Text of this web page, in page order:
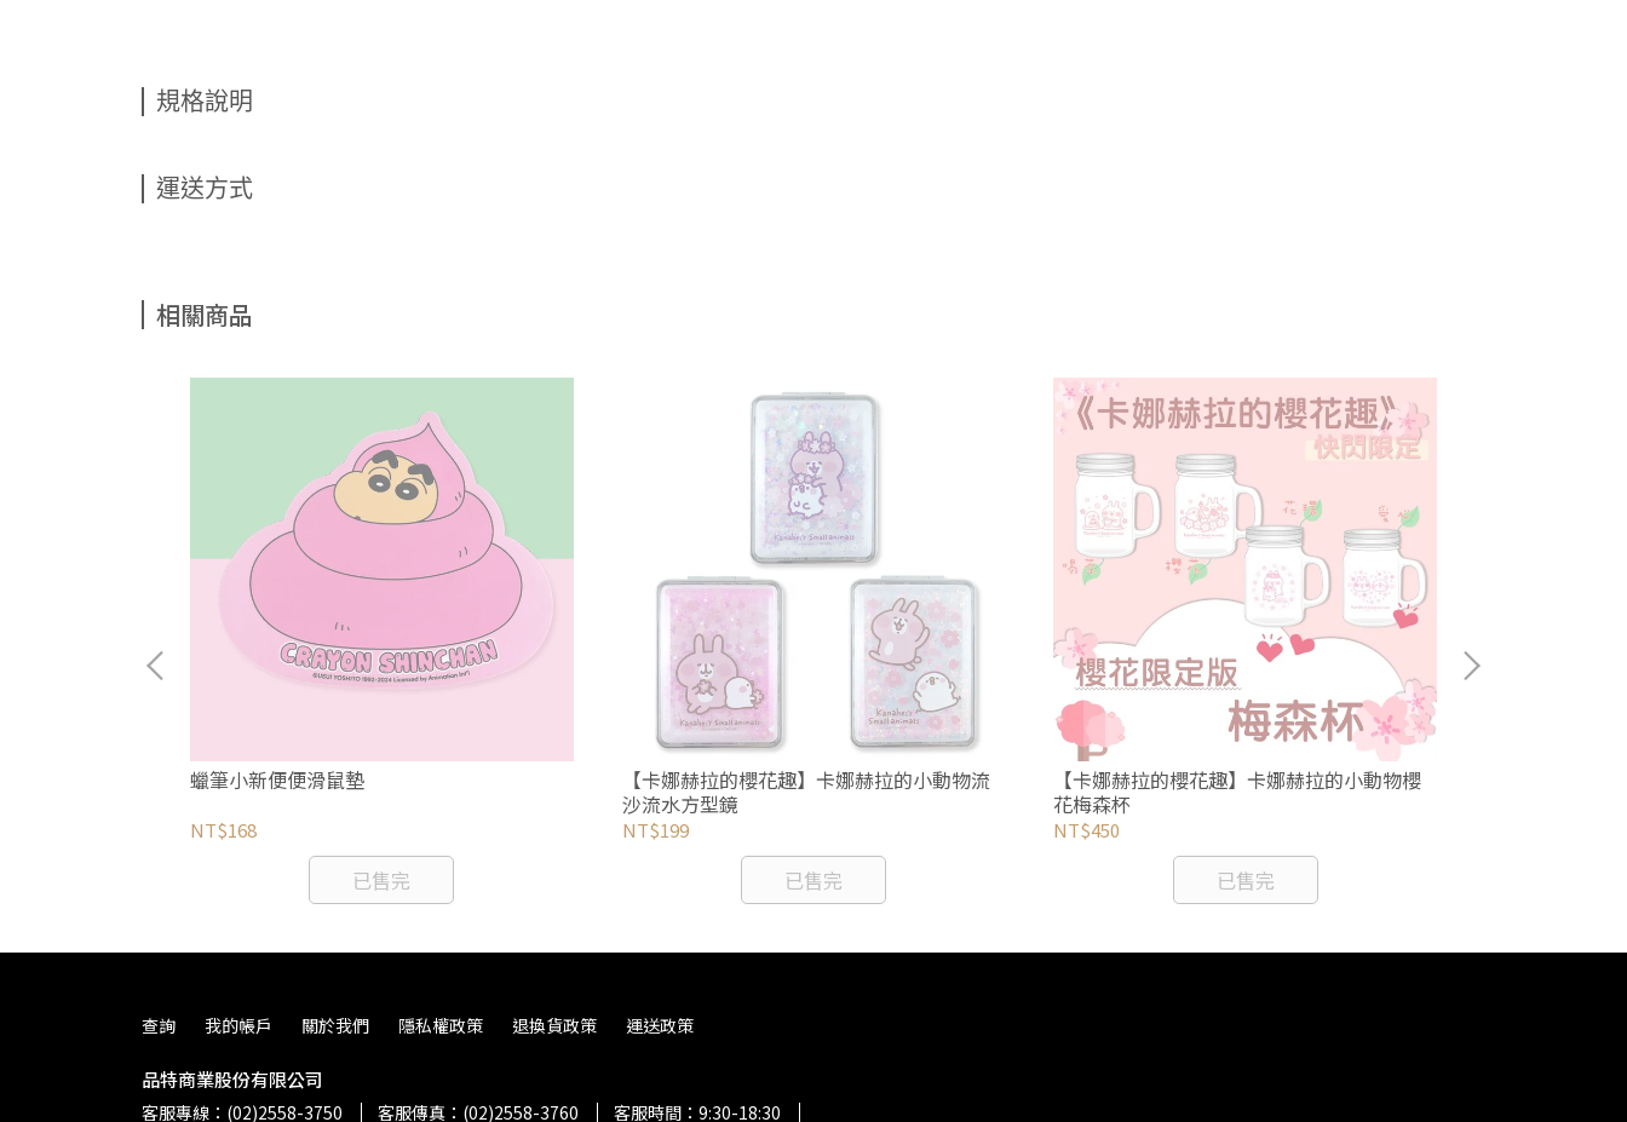
規格說明
運送方式
相關商品
蠟筆小新便便滑鼠墊
NT$168
已售完
【卡娜赫拉的櫻花趣】卡娜赫拉的小動物流
沙流水方型鏡
NT$199
已售完
【卡娜赫拉的櫻花趣】卡娜赫拉的小動物櫻
花梅森杯
NT$450
已售完
查詢 我的帳戶 關於我們 隱私權政策 退換貨政策 運送政策
品特商業股份有限公司
客服專線：(02)2558-3750 客服傳真：(02)2558-3760 客服時間：9:30-18:30